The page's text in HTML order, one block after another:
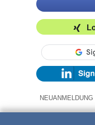
NEUANMELDUNG